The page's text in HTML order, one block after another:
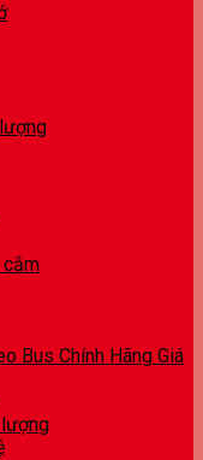
cắm
Bus Chính Hãng Giá